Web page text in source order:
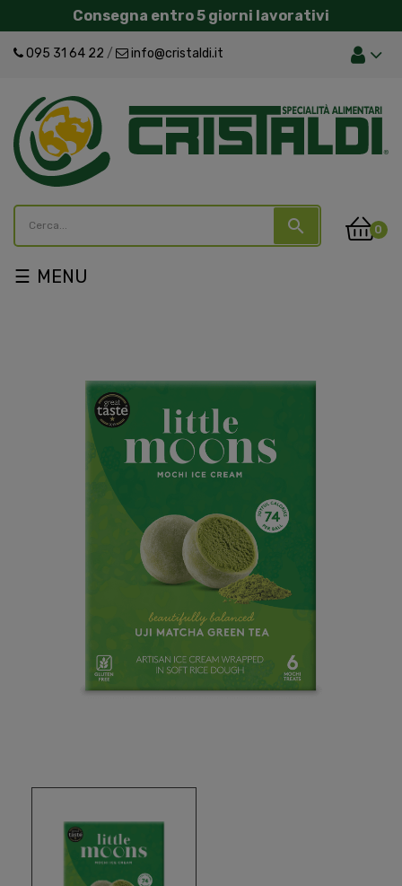
Consegna entro 5 giorni lavorativi
095 31 64 22 / info@cristaldi.it
search 0
navigazione
☰